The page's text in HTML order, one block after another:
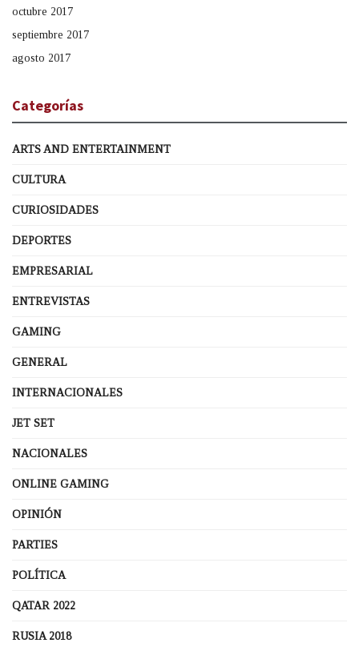
octubre 2017
septiembre 2017
agosto 2017
Categorías
ARTS AND ENTERTAINMENT
CULTURA
CURIOSIDADES
DEPORTES
EMPRESARIAL
ENTREVISTAS
GAMING
GENERAL
INTERNACIONALES
JET SET
NACIONALES
ONLINE GAMING
OPINIÓN
PARTIES
POLÍTICA
QATAR 2022
RUSIA 2018